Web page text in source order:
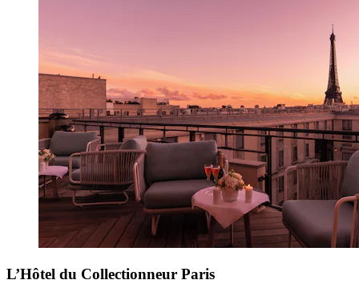
L’Hôtel du Collectionneur Paris